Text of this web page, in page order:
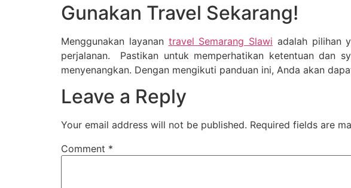
Gunakan Travel Sekarang!
Menggunakan layanan travel Semarang Slawi adalah pilihan
perjalanan. Pastikan untuk memperhatikan ketentuan dan
menyenangkan. Dengan mengikuti panduan ini, Anda akan
Leave a Reply
Your email address will not be published. Required fields are
Comment *